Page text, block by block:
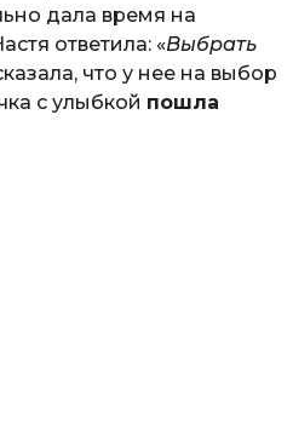
дала время на
ответила: «Выбрать
что у нее на выбор
с улыбкой пошла